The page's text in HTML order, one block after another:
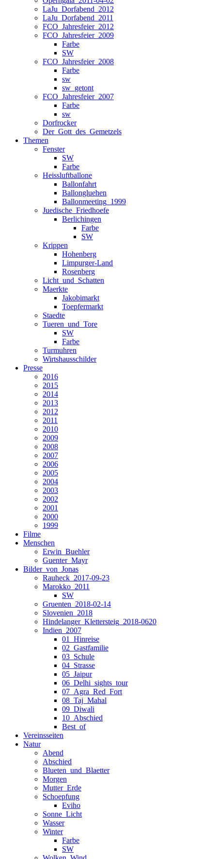
LaJu_Dorfabend_2012
LaJu_Dorfabend_2011
FCO_Jahresfeier_2012
FCO_Jahresfeier_2009
Farbe
SW
FCO_Jahresfeier_2008
Farbe
sw
sw_getont
FCO_Jahresfeier_2007
Farbe
sw
Dorfrocker
Der_Gott_des_Gemetzels
Themen
Fenster
SW
Farbe
Heissluftballone
Ballonfahrt
Ballongluehen
Ballonmeeting_1999
Juedische_Friedhoefe
Berlichingen
Farbe
SW
Krippen
Hohenberg
Limpurger-Land
Rosenberg
Licht_und_Schatten
Maerkte
Jakobimarkt
Toepfermarkt
Staedte
Tueren_und_Tore
SW
Farbe
Turmuhren
Wirtshausschilder
Presse
2016
2015
2014
2013
2012
2011
2010
2009
2008
2007
2006
2005
2004
2003
2002
2001
2000
1999
Filme
Menschen
Erwin_Buehler
Guenter_Mayr
Bilder_von_Jonas
Rauheck_2017-09-23
Marokko_2011
SW
Gruenten_2018-02-14
Slovenien_2018
Hindelanger_Klettersteig_2018-0620
Indien_2007
01_Hinreise
02_Gastfamilie
03_Schule
04_Strasse
05_Jaipur
06_Delhi_sights_tour
07_Agra_Red_Fort
08_Taj_Mahal
09_Diwali
10_Abschied
Best_of
Vereinsseiten
Natur
Abend
Abschied
Blueten_und_Blaetter
Morgen
Mutter_Erde
Schoepfung
Eviho
Sonne_Licht
Wasser
Winter
Farbe
SW